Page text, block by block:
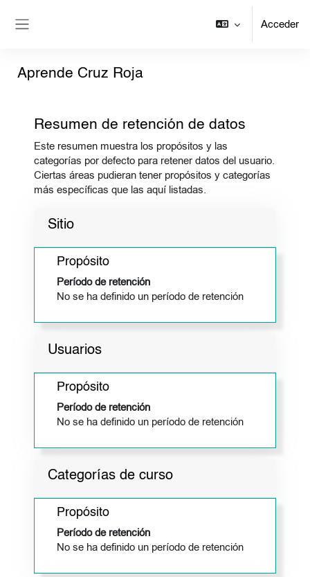
Acceder
Aprende Cruz Roja
Resumen de retención de datos
Este resumen muestra los propósitos y las
categorías por defecto para retener datos del usuario.
Ciertas áreas pudieran tener propósitos y categorías
más específicas que las aquí listadas.
Sitio
Propósito
Período de retención
No se ha definido un período de retención
Usuarios
Propósito
Período de retención
No se ha definido un período de retención
Categorías de curso
Propósito
Período de retención
No se ha definido un período de retención